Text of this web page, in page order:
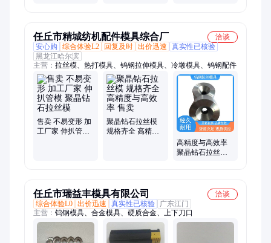
任丘市精城纺机配件模具综合厂
洽谈
安心购
综合体验L2 回复及时 出价迅速
真实性已核验
黑龙江哈尔滨
主营： 拉丝模、热打模具、钨钢拉伸模具、冷墩模具、钨钢配件
售卖 不易变形 加
工厂家 伸扒管模
聚晶钻石拉丝模
规格齐全 高精度
高精度与高效率
聚晶钻石拉丝模
任丘市瑞益丰模具有限公司
洽谈
综合体验L0 出价迅速 真实性已核验
广东江门
主营： 钨钢模具、合金模具、硬质合金、上下刀口